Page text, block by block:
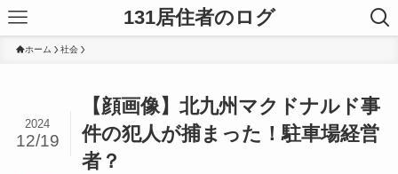
131居住者のログ
ホーム 社会
【顔画像】北九州マクドナルド事
件の犯人が捕まった！駐車場経営
者？
2024
12/19